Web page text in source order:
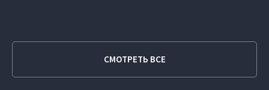
СМОТРЕТЬ ВСЕ